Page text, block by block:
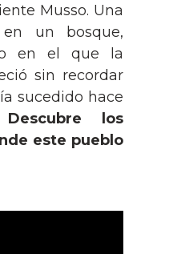
Musso. Una
en un bosque,
en el que la
sin recordar
sucedido hace
Descubre los
este pueblo